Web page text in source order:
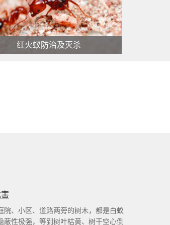
红火蚁防治及灭杀
、小区、道路两旁的树木，都是白蚁
性极强，等到树叶枯黄、树干空心倒